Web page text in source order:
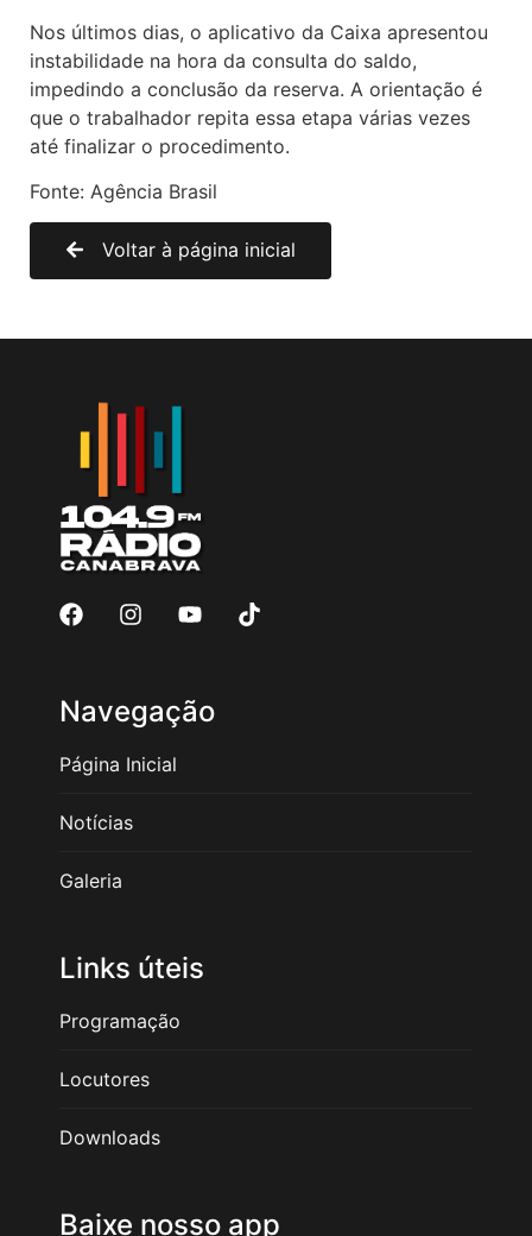
Nos últimos dias, o aplicativo da Caixa apresentou
instabilidade na hora da consulta do saldo,
impedindo a conclusão da reserva. A orientação é
que o trabalhador repita essa etapa várias vezes
até finalizar o procedimento.
Fonte: Agência Brasil
Voltar à página inicial
Navegação
Página Inicial
Notícias
Galeria
Links úteis
Programação
Locutores
Downloads
Baixe nosso app